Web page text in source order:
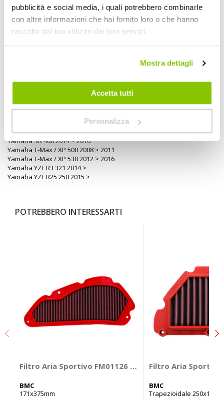
pubblicità e social media, i quali potrebbero combinarle
con altre informazioni che hai fornito loro o che hanno
raccolto dal tuo utilizzo dei loro servizi.
Mostra dettagli
Accetta tutti
Personalizza
111,5x150mm
Suzuki GSX-R 150 2017 >
Yamaha MT-03 321 2016 >
Yamaha SR 400 2014 > 2016
Yamaha T-Max / XP 500 2008 > 2011
Yamaha T-Max / XP 530 2012 > 2016
Yamaha YZF R3 321 2014 >
Yamaha YZF R25 250 2015 >
POTREBBERO INTERESSARTI
Filtro Aria Sportivo FM01126 - BMC Honda SH
BMC
171x375mm
Filtro Aria Sportivo
BMC
Trapezioidale